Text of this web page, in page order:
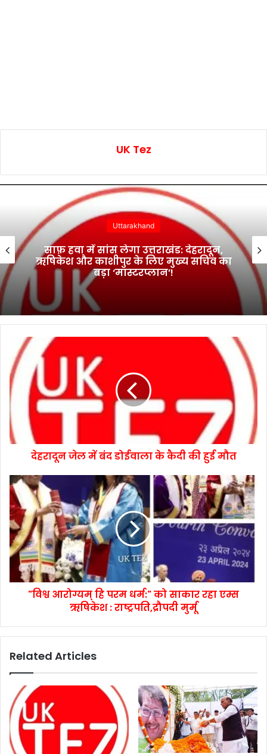
UK Tez
Uttarakhand
साफ़ हवा में सांस लेगा उत्तराखंड: देहरादून,
ऋषिकेश और काशीपुर के लिए मुख्य सचिव का
बड़ा ‘मास्टरप्लान’!
देहरादून जेल में बंद डोईवाला के कैदी की हुई मौत
"विश्व आरोग्यम् हि परम धर्म:" को साकार रहा एम्स
ऋषिकेश : राष्ट्रपति,द्रौपदी मुर्मू
Related Articles